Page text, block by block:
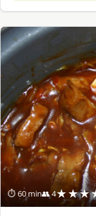
⏱ 60 min👥 4